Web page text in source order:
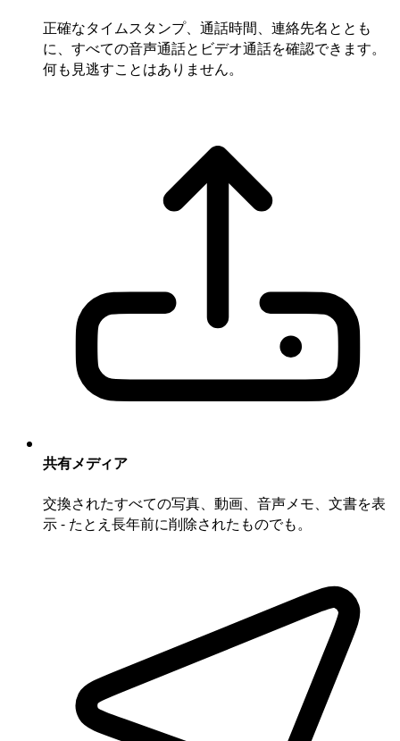
正確なタイムスタンプ、通話時間、連絡先名ととも
に、すべての音声通話とビデオ通話を確認できます。
何も見逃すことはありません。
共有メディア
交換されたすべての写真、動画、音声メモ、文書を表
示 - たとえ長年前に削除されたものでも。